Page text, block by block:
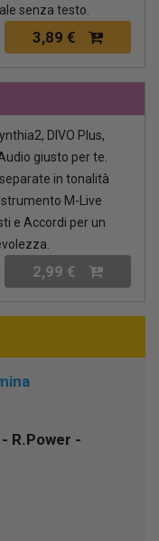
senza testo.
3,89 €
DIVO Plus,
giusto per te.
in tonalità
M-Live
e Accordi per un
2,99 €
R.Power -